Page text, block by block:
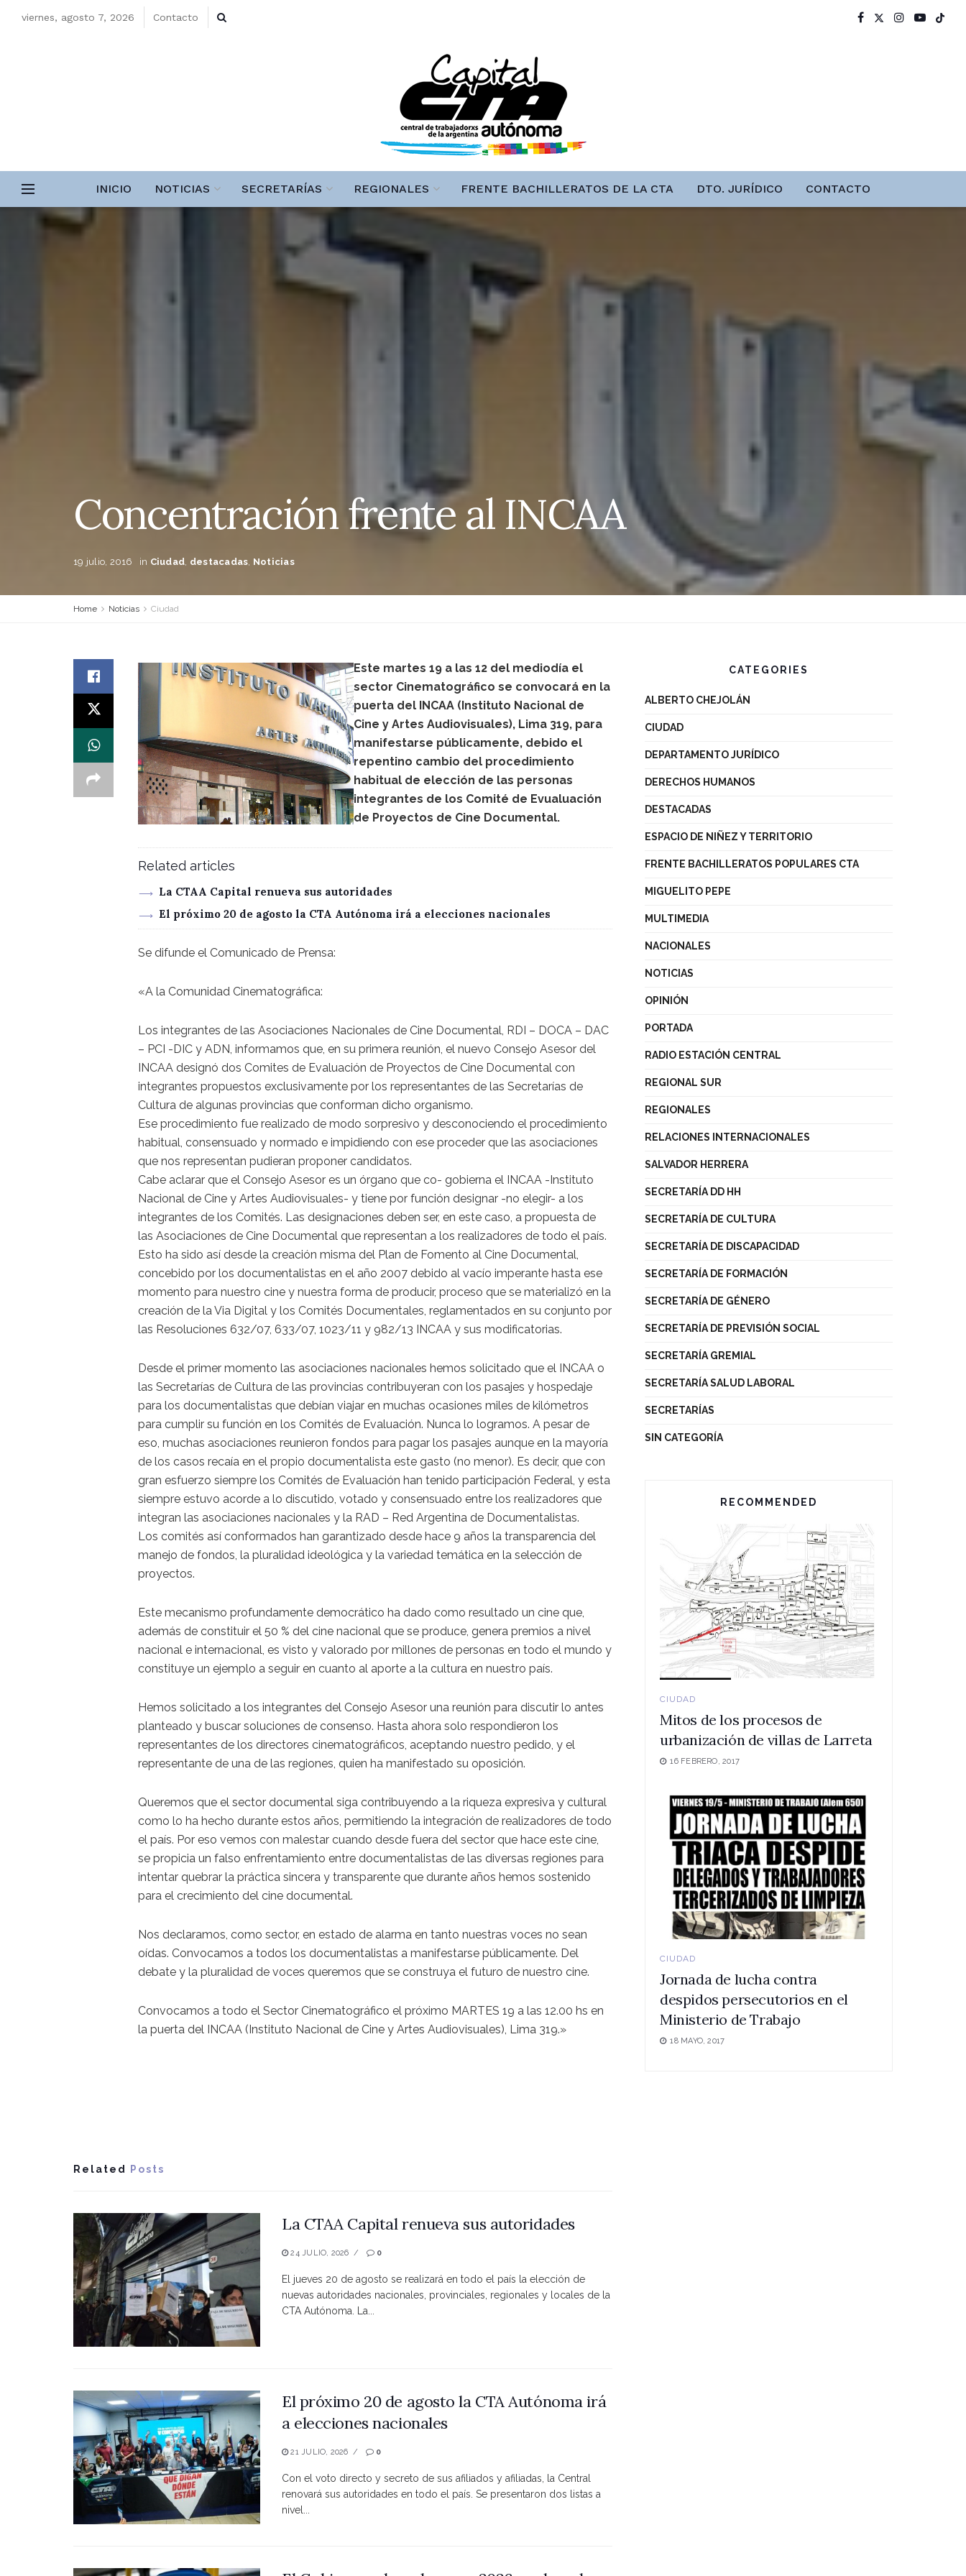
viernes, agosto 7, 2026 Contacto
INICIO NOTICIAS SECRETARÍAS REGIONALES FRENTE BACHILLERATOS DE LA CTA DTO. JURÍDICO CONTACTO
Concentración frente al INCAA
19 julio, 2016 in Ciudad, destacadas, Noticias
Home Noticias Ciudad
Este martes 19 a las 12 del mediodía el
sector Cinematográfico se convocará en la
puerta del INCAA (Instituto Nacional de
Cine y Artes Audiovisuales), Lima 319, para
manifestarse públicamente, debido el
repentino cambio del procedimiento
habitual de elección de las personas
integrantes de los Comité de Evualuación
de Proyectos de Cine Documental.
Related articles
La CTAA Capital renueva sus autoridades
El próximo 20 de agosto la CTA Autónoma irá a elecciones nacionales
Se difunde el Comunicado de Prensa:
«A la Comunidad Cinematográfica:
Los integrantes de las Asociaciones Nacionales de Cine Documental, RDI – DOCA – DAC
– PCI -DIC y ADN, informamos que, en su primera reunión, el nuevo Consejo Asesor del
INCAA designó dos Comites de Evaluación de Proyectos de Cine Documental con
integrantes propuestos exclusivamente por los representantes de las Secretarías de
Cultura de algunas provincias que conforman dicho organismo.
Ese procedimiento fue realizado de modo sorpresivo y desconociendo el procedimiento
habitual, consensuado y normado e impidiendo con ese proceder que las asociaciones
que nos representan pudieran proponer candidatos.
Cabe aclarar que el Consejo Asesor es un órgano que co- gobierna el INCAA -Instituto
Nacional de Cine y Artes Audiovisuales- y tiene por función designar -no elegir- a los
integrantes de los Comités. Las designaciones deben ser, en este caso, a propuesta de
las Asociaciones de Cine Documental que representan a los realizadores de todo el país.
Esto ha sido así desde la creación misma del Plan de Fomento al Cine Documental,
concebido por los documentalistas en el año 2007 debido al vacío imperante hasta ese
momento para nuestro cine y nuestra forma de producir, proceso que se materializó en la
creación de la Via Digital y los Comités Documentales, reglamentados en su conjunto por
las Resoluciones 632/07, 633/07, 1023/11 y 982/13 INCAA y sus modificatorias.
Desde el primer momento las asociaciones nacionales hemos solicitado que el INCAA o
las Secretarías de Cultura de las provincias contribuyeran con los pasajes y hospedaje
para los documentalistas que debían viajar en muchas ocasiones miles de kilómetros
para cumplir su función en los Comités de Evaluación. Nunca lo logramos. A pesar de
eso, muchas asociaciones reunieron fondos para pagar los pasajes aunque en la mayoría
de los casos recaía en el propio documentalista este gasto (no menor). Es decir, que con
gran esfuerzo siempre los Comités de Evaluación han tenido participación Federal, y esta
siempre estuvo acorde a lo discutido, votado y consensuado entre los realizadores que
integran las asociaciones nacionales y la RAD – Red Argentina de Documentalistas.
Los comités así conformados han garantizado desde hace 9 años la transparencia del
manejo de fondos, la pluralidad ideológica y la variedad temática en la selección de
proyectos.
Este mecanismo profundamente democrático ha dado como resultado un cine que,
además de constituir el 50 % del cine nacional que se produce, genera premios a nivel
nacional e internacional, es visto y valorado por millones de personas en todo el mundo y
constituye un ejemplo a seguir en cuanto al aporte a la cultura en nuestro país.
Hemos solicitado a los integrantes del Consejo Asesor una reunión para discutir lo antes
planteado y buscar soluciones de consenso. Hasta ahora solo respondieron los
representantes de los directores cinematográficos, aceptando nuestro pedido, y el
representante de una de las regiones, quien ha manifestado su oposición.
Queremos que el sector documental siga contribuyendo a la riqueza expresiva y cultural
como lo ha hecho durante estos años, permitiendo la integración de realizadores de todo
el país. Por eso vemos con malestar cuando desde fuera del sector que hace este cine,
se propicia un falso enfrentamiento entre documentalistas de las diversas regiones para
intentar quebrar la práctica sincera y transparente que durante años hemos sostenido
para el crecimiento del cine documental.
Nos declaramos, como sector, en estado de alarma en tanto nuestras voces no sean
oídas. Convocamos a todos los documentalistas a manifestarse públicamente. Del
debate y la pluralidad de voces queremos que se construya el futuro de nuestro cine.
Convocamos a todo el Sector Cinematográfico el próximo MARTES 19 a las 12.00 hs en
la puerta del INCAA (Instituto Nacional de Cine y Artes Audiovisuales), Lima 319.»
Related Posts
La CTAA Capital renueva sus autoridades
24 JULIO, 2026 0
El jueves 20 de agosto se realizará en todo el país la elección de
nuevas autoridades nacionales, provinciales, regionales y locales de la
CTA Autónoma. La...
El próximo 20 de agosto la CTA Autónoma irá
a elecciones nacionales
21 JULIO, 2026 0
Con el voto directo y secreto de sus afiliados y afiliadas, la Central
renovará sus autoridades en todo el país. Se presentaron dos listas a
nivel...
CATEGORIES
ALBERTO CHEJOLÁN
CIUDAD
DEPARTAMENTO JURÍDICO
DERECHOS HUMANOS
DESTACADAS
ESPACIO DE NIÑEZ Y TERRITORIO
FRENTE BACHILLERATOS POPULARES CTA
MIGUELITO PEPE
MULTIMEDIA
NACIONALES
NOTICIAS
OPINIÓN
PORTADA
RADIO ESTACIÓN CENTRAL
REGIONAL SUR
REGIONALES
RELACIONES INTERNACIONALES
SALVADOR HERRERA
SECRETARÍA DD HH
SECRETARÍA DE CULTURA
SECRETARÍA DE DISCAPACIDAD
SECRETARÍA DE FORMACIÓN
SECRETARÍA DE GÉNERO
SECRETARÍA DE PREVISIÓN SOCIAL
SECRETARÍA GREMIAL
SECRETARÍA SALUD LABORAL
SECRETARÍAS
SIN CATEGORÍA
RECOMMENDED
CIUDAD
Mitos de los procesos de
urbanización de villas de Larreta
16 FEBRERO, 2017
CIUDAD
Jornada de lucha contra
despidos persecutorios en el
Ministerio de Trabajo
18 MAYO, 2017